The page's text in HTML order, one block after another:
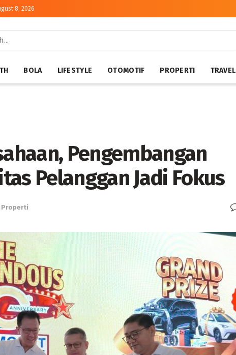
8, 2026
BOLA LIFESTYLE OTOMOTIF PROPERTI TRAVEL
Pengembangan
Pelanggan Jadi Fokus
Properti